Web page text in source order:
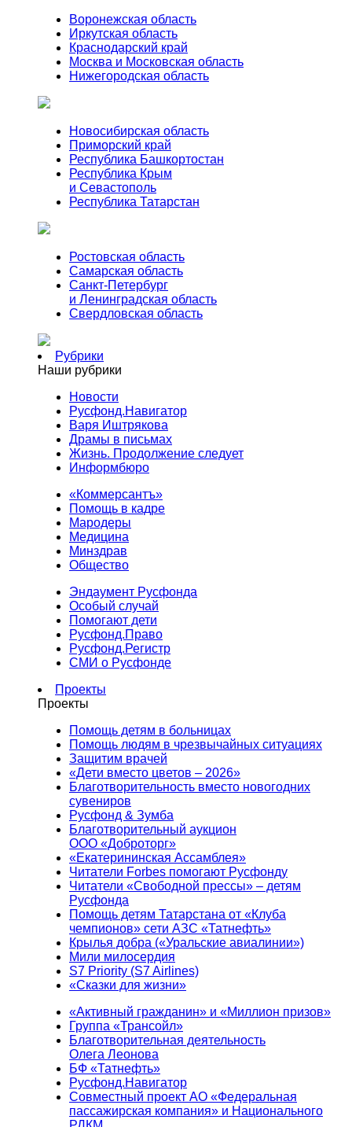
Воронежская область
Иркутская область
Краснодарский край
Москва и Московская область
Нижегородская область
Новосибирская область
Приморский край
Республика Башкортостан
Республика Крым
и Севастополь
Республика Татарстан
Ростовская область
Самарская область
Санкт-Петербург
и Ленинградская область
Свердловская область
Рубрики
Наши рубрики
Новости
Русфонд.Навигатор
Варя Иштрякова
Драмы в письмах
Жизнь. Продолжение следует
Информбюро
«Коммерсантъ»
Помощь в кадре
Мародеры
Медицина
Минздрав
Общество
Эндаумент Русфонда
Особый случай
Помогают дети
Русфонд.Право
Русфонд.Регистр
СМИ о Русфонде
Проекты
Проекты
Помощь детям в больницах
Помощь людям в чрезвычайных ситуациях
Защитим врачей
«Дети вместо цветов – 2026»
Благотворительность вместо новогодних
сувениров
Русфонд & Зумба
Благотворительный аукцион
ООО «Доброторг»
«Екатерининская Ассамблея»
Читатели Forbes помогают Русфонду
Читатели «Свободной прессы» – детям
Русфонда
Помощь детям Татарстана от «Клуба
чемпионов» сети АЗС «Татнефть»
Крылья добра («Уральские авиалинии»)
Мили милосердия
S7 Priority (S7 Airlines)
«Сказки для жизни»
«Активный гражданин» и «Миллион призов»
Группа «Трансойл»
Благотворительная деятельность
Олега Леонова
БФ «Татнефть»
Русфонд.Навигатор
Совместный проект АО «Федеральная
пассажирская компания» и Национального